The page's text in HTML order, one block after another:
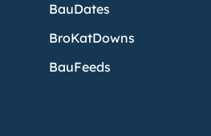
BauDates
BroKatDowns
BauFeeds